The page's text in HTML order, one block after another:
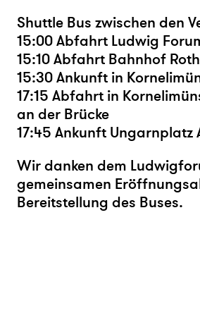
Shuttle Bus zwischen den
15:00 Abfahrt Ludwig
15:10 Abfahrt Bahnhof
15:30 Ankunft in
17:15 Abfahrt in
an der Brücke
17:45 Ankunft Ungarnplatz
Wir danken dem
gemeinsamen
Bereitstellung des Buses.